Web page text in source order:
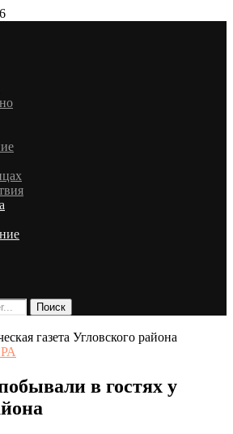
газета Угловского района
в гостях у